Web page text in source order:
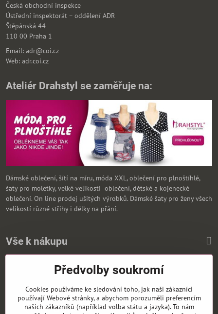
Česká obchodní inspekce
Ústřední inspektorát – oddělení ADR
Štěpánská 44
110 00 Praha 1
Email: adr@coi.cz
Web: adr.coi.cz
Ateliér Drahstyl se zaměřuje na:
Dámské oblečení, šítí na míru, móda XXL, oblečení pro plnoštíhlé,
šaty pro moletky, velké velikosti oblečení, dětské a kojenecké
oblečení. On line prodej ušitých výrobků. Dámské šaty pro ženy všech
velikostí různé střihy i délky na přání.
Vše k nákupu
Zasíláme i na SlovenskoPředvolby soukromí
Cookies používáme ke sledování toho, jak naši zákazníci
používají Webové stránky, a abychom porozuměli preferencím
našich zákazníků (například volba státu a jazyka). To nám